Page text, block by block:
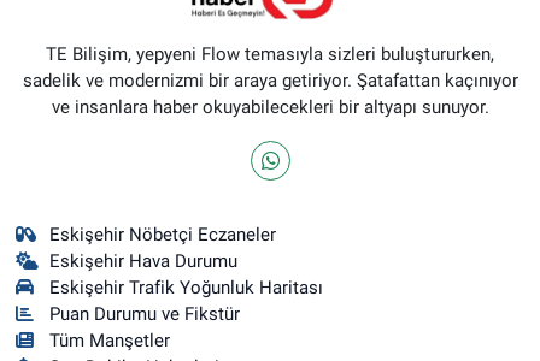
TE Bilişim, yepyeni Flow temasıyla sizleri buluştururken,
sadelik ve modernizmi bir araya getiriyor. Şatafattan kaçınıyor
ve insanlara haber okuyabilecekleri bir altyapı sunuyor.
Eskişehir Nöbetçi Eczaneler
Eskişehir Hava Durumu
Eskişehir Trafik Yoğunluk Haritası
Puan Durumu ve Fikstür
Tüm Manşetler